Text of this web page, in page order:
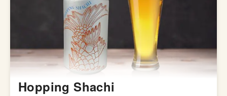
Hopping Shachi